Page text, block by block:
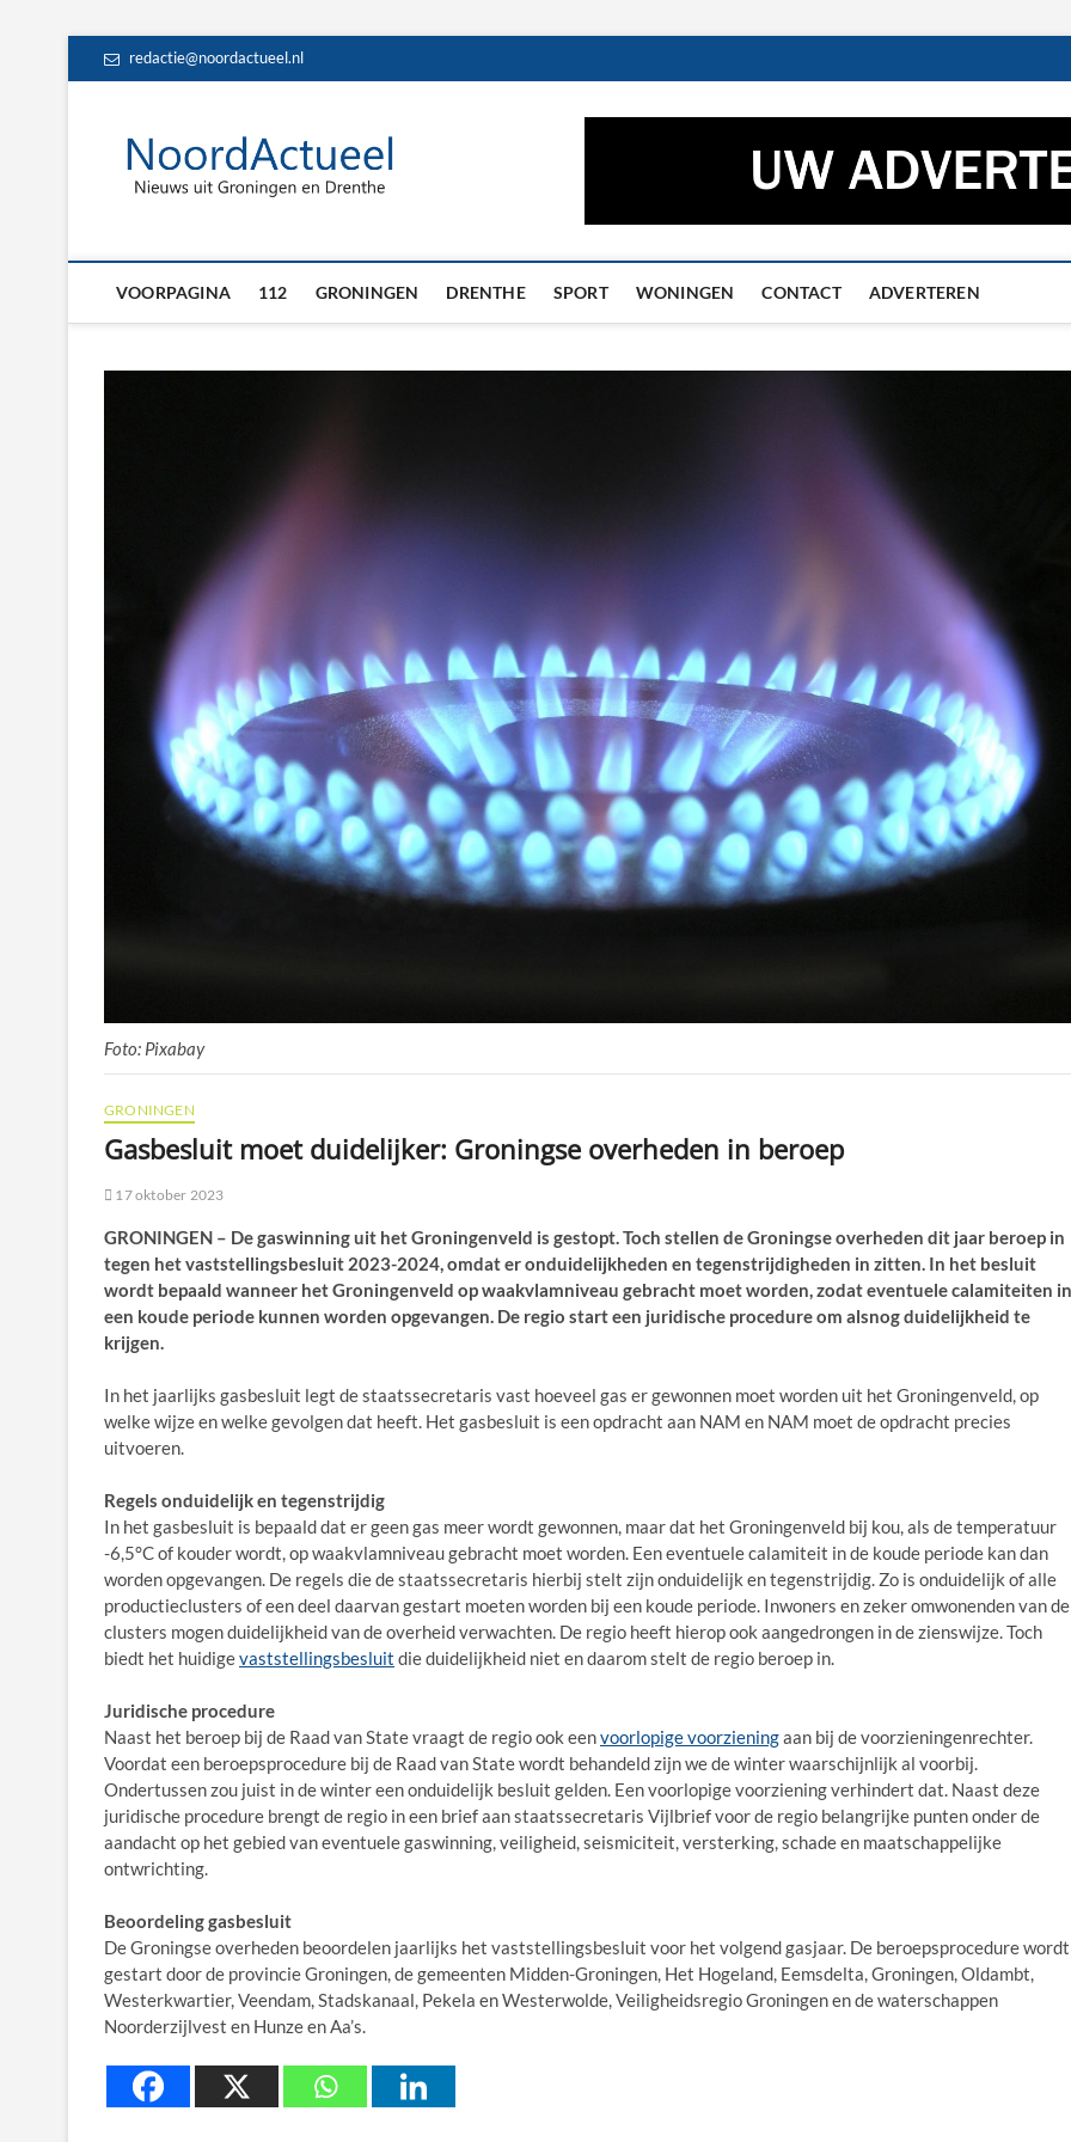
redactie@noordactueel.nl
NoordActueel – Het laatste
VOORPAGINA 112 GRONINGEN DRENTHE SPORT WONINGEN CONTACT ADVERTEREN
Foto: Pixabay
GRONINGEN
Gasbesluit moet duidelijker: Groningse overheden in beroep
17 oktober 2023
GRONINGEN – De gaswinning uit het Groningenveld is gestopt. Toch stellen de Groningse overheden dit jaar beroep in
tegen het vaststellingsbesluit 2023-2024, omdat er onduidelijkheden en tegenstrijdigheden in zitten. In het besluit
wordt bepaald wanneer het Groningenveld op waakvlamniveau gebracht moet worden, zodat eventuele calamiteiten in
een koude periode kunnen worden opgevangen. De regio start een juridische procedure om alsnog duidelijkheid te
krijgen.
In het jaarlijks gasbesluit legt de staatssecretaris vast hoeveel gas er gewonnen moet worden uit het Groningenveld, op
welke wijze en welke gevolgen dat heeft. Het gasbesluit is een opdracht aan NAM en NAM moet de opdracht precies
uitvoeren.
Regels onduidelijk en tegenstrijdig
In het gasbesluit is bepaald dat er geen gas meer wordt gewonnen, maar dat het Groningenveld bij kou, als de temperatuur
-6,5°C of kouder wordt, op waakvlamniveau gebracht moet worden. Een eventuele calamiteit in de koude periode kan dan
worden opgevangen. De regels die de staatssecretaris hierbij stelt zijn onduidelijk en tegenstrijdig. Zo is onduidelijk of alle
productieclusters of een deel daarvan gestart moeten worden bij een koude periode. Inwoners en zeker omwonenden van de
clusters mogen duidelijkheid van de overheid verwachten. De regio heeft hierop ook aangedrongen in de zienswijze. Toch
biedt het huidigevaststellingsbesluit die duidelijkheid niet en daarom stelt de regio beroep in.
Juridische procedure
Naast het beroep bij de Raad van State vraagt de regio ook eenvoorlopige voorzieningaan bij de voorzieningenrechter.
Voordat een beroepsprocedure bij de Raad van State wordt behandeld zijn we de winter waarschijnlijk al voorbij.
Ondertussen zou juist in de winter een onduidelijk besluit gelden. Een voorlopige voorziening verhindert dat. Naast deze
juridische procedure brengt de regio in een brief aan staatssecretaris Vijlbrief voor de regio belangrijke punten onder de
aandacht op het gebied van eventuele gaswinning, veiligheid, seismiciteit, versterking, schade en maatschappelijke
ontwrichting.
Beoordeling gasbesluit
De Groningse overheden beoordelen jaarlijks het vaststellingsbesluit voor het volgend gasjaar. De beroepsprocedure wordt
gestart door de provincie Groningen, de gemeenten Midden-Groningen, Het Hogeland, Eemsdelta, Groningen, Oldambt,
Westerkwartier, Veendam, Stadskanaal, Pekela en Westerwolde, Veiligheidsregio Groningen en de waterschappen
Noorderzijlvest en Hunze en Aa’s.